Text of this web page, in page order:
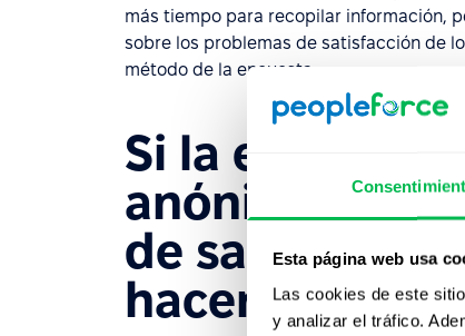
Esta página web usa
Las cookies de este
y analizar el tráfico.
más tiempo para recopilar información,
sobre los problemas de satisfacción de
método de la encuesta.
Si la encuesta
anónima pero
de
hacer?